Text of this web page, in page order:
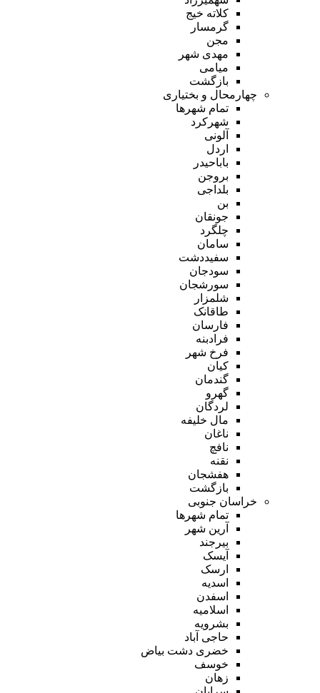
کلاته خیج
گرمسار
مجن
مهدی شهر
میامی
بازگشت
چهارمحال و بختیاری
تمام شهر‌ها
شهرکرد
آلونی
اردل
باباحیدر
بروجن
بلداجی
بن
جونقان
چلگرد
سامان
سفیددشت
سودجان
سورشجان
شلمزار
طاقانک
فارسان
فرادبنه
فرخ شهر
کیان
گندمان
گهرو
لردگان
مال خلیفه
ناغان
نافچ
نقنه
هفشجان
بازگشت
خراسان جنوبی
تمام شهر‌ها
آرین شهر
بیرجند
آیسک
ارسک
اسدیه
اسفدن
اسلامیه
بشرویه
حاجی آباد
خضری دشت بیاض
خوسف
زهان